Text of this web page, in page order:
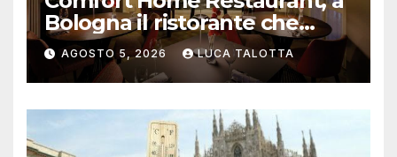
Bologna il ristorante che
trasforma l’ospitalità in
un’esperienza di casa
AGOSTO 5, 2026 LUCA TALOTTA